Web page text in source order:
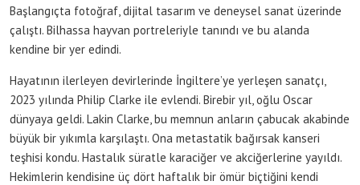
Başlangıçta fotoğraf, dijital tasarım ve deneysel sanat üzerinde
çalıştı. Bilhassa hayvan portreleriyle tanındı ve bu alanda
kendine bir yer edindi.
Hayatının ilerleyen devirlerinde İngiltere’ye yerleşen sanatçı,
2023 yılında Philip Clarke ile evlendi. Birebir yıl, oğlu Oscar
dünyaya geldi. Lakin Clarke, bu memnun anların çabucak akabinde
büyük bir yıkımla karşılaştı. Ona metastatik bağırsak kanseri
teşhisi kondu. Hastalık süratle karaciğer ve akciğerlerine yayıldı.
Hekimlerin kendisine üç dört haftalık bir ömür biçtiğini kendi